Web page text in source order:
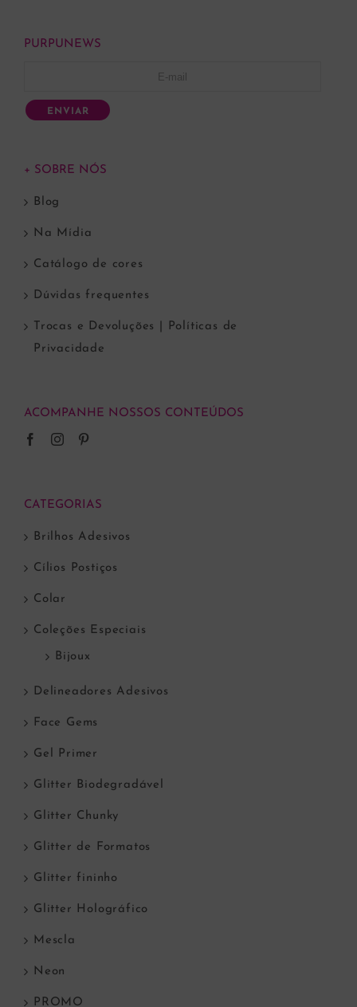
PURPUNEWS
ENVIAR
+ SOBRE NÓS
Blog
Na Mídia
Catálogo de cores
Dúvidas frequentes
Trocas e Devoluções | Políticas de
Privacidade
ACOMPANHE NOSSOS CONTEÚDOS
CATEGORIAS
Brilhos Adesivos
Cílios Postiços
Colar
Coleções Especiais
Bijoux
Delineadores Adesivos
Face Gems
Gel Primer
Glitter Biodegradável
Glitter Chunky
Glitter de Formatos
Glitter fininho
Glitter Holográfico
Mescla
Neon
PROMO